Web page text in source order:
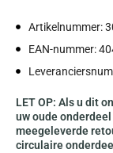
Artikelnummer:
EAN-nummer:
LET OP: Als u dit
uw oude
meegeleverde
circulaire